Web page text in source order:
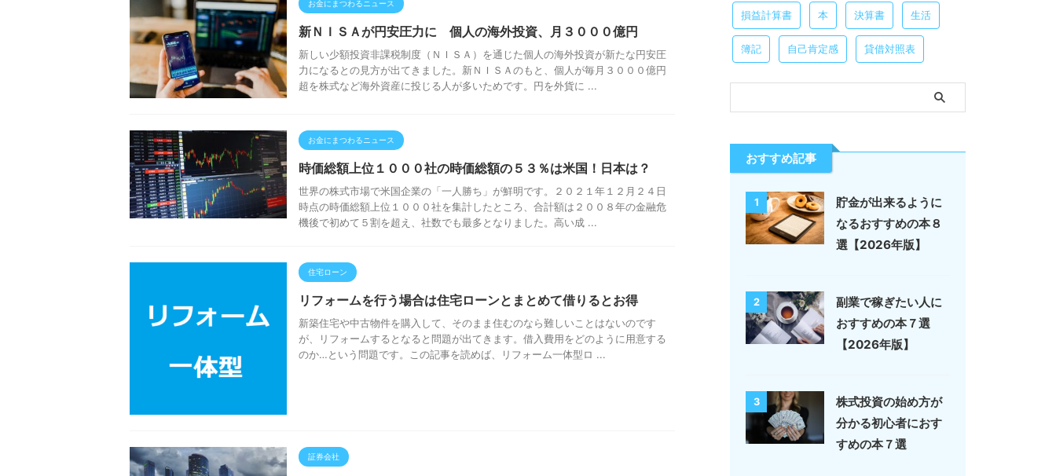
お金にまつわるニュース
新ＮＩＳＡが円安圧力に 個人の海外投資、月３０００億円
新しい少額投資非課税制度（ＮＩＳＡ）を通じた個人の海外投資が新たな円安圧
力になるとの見方が出てきました。新ＮＩＳＡのもと、個人が毎月３０００億円
超を株式など海外資産に投じる人が多いためです。円を外貨に ...
お金にまつわるニュース
時価総額上位１０００社の時価総額の５３％は米国！日本は？
世界の株式市場で米国企業の「一人勝ち」が鮮明です。２０２１年１２月２４日
時点の時価総額上位１０００社を集計したところ、合計額は２００８年の金融危
機後で初めて５割を超え、社数でも最多となりました。高い成 ...
住宅ローン
リフォームを行う場合は住宅ローンとまとめて借りるとお得
新築住宅や中古物件を購入して、そのまま住むのなら難しいことはないのです
が、リフォームするとなると問題が出てきます。借入費用をどのように用意する
のか…という問題です。この記事を読めば、リフォーム一体型ロ ...
証券会社
損益計算書 本 決算書 生活
簿記 自己肯定感 貸借対照表
おすすめ記事
1
貯金が出来るように
なるおすすめの本８
選【2026年版】
2
副業で稼ぎたい人に
おすすめの本７選
【2026年版】
3
株式投資の始め方が
分かる初心者におす
すめの本７選